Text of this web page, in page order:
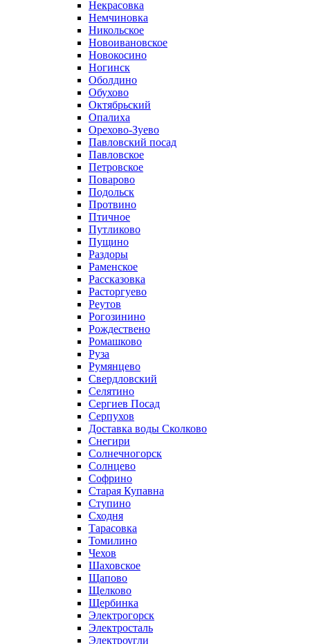
Некрасовка
Немчиновка
Никольское
Новоивановское
Новокосино
Ногинск
Оболдино
Обухово
Октябрьский
Опалиха
Орехово-Зуево
Павловский посад
Павловское
Петровское
Поварово
Подольск
Протвино
Птичное
Путликово
Пущино
Раздоры
Раменское
Рассказовка
Расторгуево
Реутов
Рогозинино
Рождествено
Ромашково
Руза
Румянцево
Свердловский
Селятино
Сергиев Посад
Серпухов
Доставка воды Сколково
Снегири
Солнечногорск
Солнцево
Софрино
Старая Купавна
Ступино
Сходня
Тарасовка
Томилино
Чехов
Шаховское
Щапово
Щелково
Щербинка
Электрогорск
Электросталь
Электроугли